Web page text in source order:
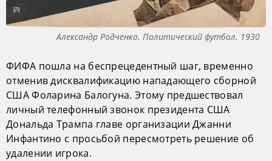
Александр Родченко. Политический футбол. 1930
ФИФА пошла на беспрецедентный шаг, временно
отменив дисквалификацию нападающего сборной
США Фоларина Балогуна. Этому предшествовал
личный телефонный звонок президента США
Дональда Трампа главе организации Джанни
Инфантино с просьбой пересмотреть решение об
удалении игрока.